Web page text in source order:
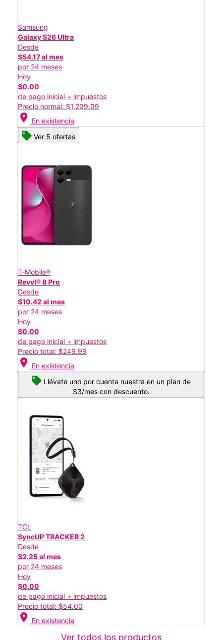
Samsung
Galaxy S26 Ultra
Desde
$54.17 al mes
por 24 meses
Hoy
$0.00
de pago inicial + impuestos
Precio normal: $1,299.99
location_on En existencia
Ver 5 ofertas
T-Mobile®
Revvl® 8 Pro
Desde
$10.42 al mes
por 24 meses
Hoy
$0.00
de pago inicial + impuestos
Precio total: $249.99
location_on En existencia
Llévate uno por cuenta nuestra en un plan de
$3/mes con descuento.
TCL
SyncUP TRACKER 2
Desde
$2.25 al mes
por 24 meses
Hoy
$0.00
de pago inicial + impuestos
Precio total: $54.00
location_on En existencia
Ver todos los productos